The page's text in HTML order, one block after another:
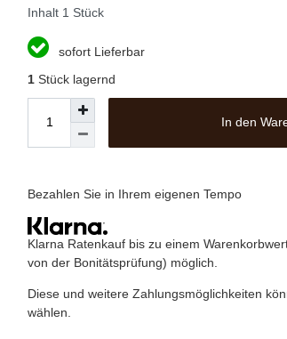
Inhalt 1 Stück
sofort Lieferbar
1 Stück lagernd
In den
Bezahlen Sie in Ihrem eigenen Tempo
Klarna Ratenkauf bis zu einem
von der Bonitätsprüfung) möglich.
Diese und weitere Zahlungsmöglichkeiten
wählen.